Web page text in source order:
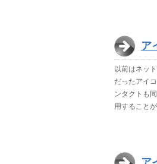
ア
以前はネッ
だったアイ
ンタクトも
用すること